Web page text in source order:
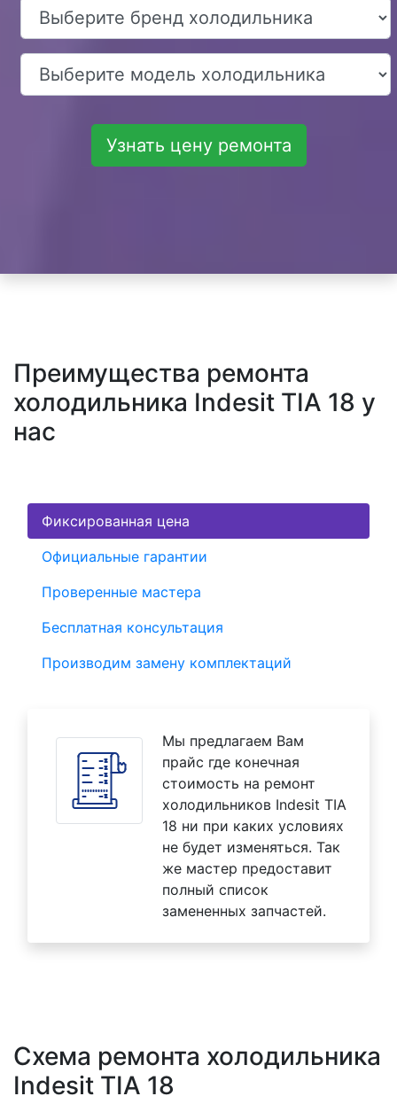
Узнать цену ремонта
Преимущества ремонта
холодильника Indesit TIA 18 у
нас
Фиксированная цена
Официальные гарантии
Проверенные мастера
Бесплатная консультация
Производим замену комплектаций
Мы предлагаем Вам
прайс где конечная
стоимость на ремонт
холодильников Indesit TIA
18 ни при каких условиях
не будет изменяться. Так
же мастер предоставит
полный список
замененных запчастей.
Схема ремонта холодильника
Indesit TIA 18